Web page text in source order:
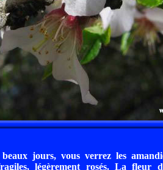
jours, vous verrez les
légèrement rosés. La fleur